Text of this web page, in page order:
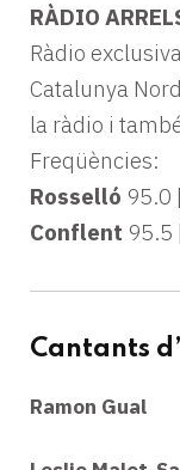
RÀDIO
Ràdio
Catalunya
la ràdio i
Freqüències:
Rosselló 95.0 |
Conflent 95.5 |
Cantants
Ramon Gual